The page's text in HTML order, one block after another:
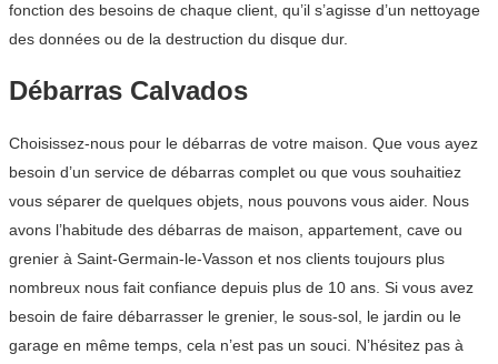
fonction des besoins de chaque client, qu’il s’agisse d’un nettoyage
des données ou de la destruction du disque dur.
Débarras Calvados
Choisissez-nous pour le débarras de votre maison. Que vous ayez
besoin d’un service de débarras complet ou que vous souhaitiez
vous séparer de quelques objets, nous pouvons vous aider. Nous
avons l’habitude des débarras de maison, appartement, cave ou
grenier à Saint-Germain-le-Vasson et nos clients toujours plus
nombreux nous fait confiance depuis plus de 10 ans. Si vous avez
besoin de faire débarrasser le grenier, le sous-sol, le jardin ou le
garage en même temps, cela n’est pas un souci. N’hésitez pas à